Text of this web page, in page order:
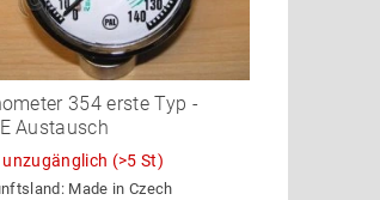
354 erste Typ -
Austausch
(>5 St)
Made in Czech